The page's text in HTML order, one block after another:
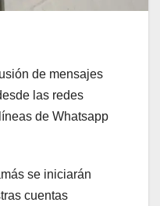
de mensajes
las redes
de Whatsapp
se iniciarán
cuentas